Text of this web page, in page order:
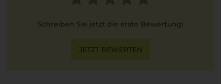
Schreiben Sie jetzt die erste Bewertung!
JETZT BEWERTEN